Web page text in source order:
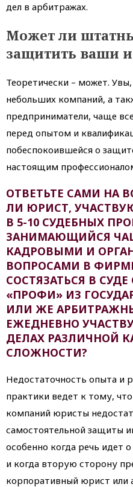
дел в арбитражах.
Может ли
защитить ваши
Теоретически – может.
небольших компаний, а
предприниматели, чаще
перед опытом и
побеспокоившейся о
настоящим
ОТВЕТЬТЕ САМИ НА
ЛИ ЮРИСТ,
В 5-10 СУДЕБНЫХ
ЗАНИМАЮЩИЙСЯ
КАДРОВЫМИ И
ВОПРОСАМИ В
СОСТЯЗАТЬСЯ В
«ПРОФИ» ИЗ
ИЛИ ЖЕ
ЕЖЕДНЕВНО
ДЕЛАХ РАЗЛИЧНОЙ
СЛОЖНОСТИ?
Недостаточность опыта и
практики ведет к тому,
компаний юристы
самостоятельной защиты
особенно когда речь идет
и когда вторую сторону
корпоративный юрист или